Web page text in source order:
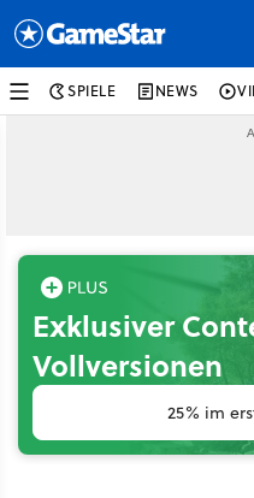
SPIELE NEWS
Exklusiver
Vollversionen
25% im